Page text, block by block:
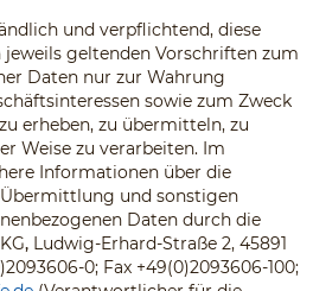
und verpflichtend, diese
geltenden Vorschriften zum
Daten nur zur Wahrung
sowie zum Zweck
erheben, zu übermitteln, zu
Weise zu verarbeiten. Im
Informationen über die
und sonstigen
Daten durch die
, Ludwig-Erhard-Straße 2, 45891
0; Fax +49(0)2093606-100;